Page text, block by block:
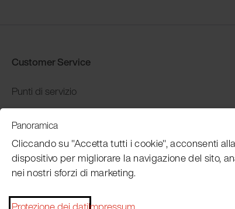
Customer Service
Punti di servizio
Distributors
Garanzia e restituzione
Pagamento e spedizione
Panoramica
Cliccando su "Accetta tutti i cookie", acconsenti
dispositivo per migliorare la navigazione del sito,
nei nostri sforzi di marketing.